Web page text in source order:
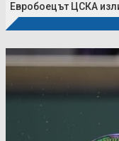
Евробоецът ЦСКА